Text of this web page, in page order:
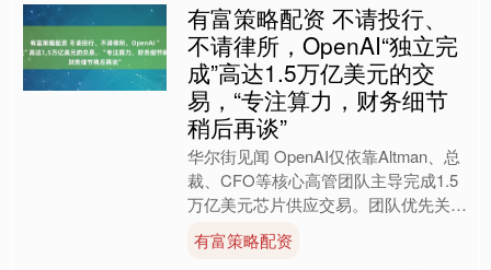
有富策略配资 不请投行、
不请律所，OpenAI“独立完
成”高达1.5万亿美元的交
易，“专注算力，财务细节
稍后再谈”
华尔街见闻 OpenAI仅依靠Altman、总
裁、CFO等核心高管团队主导完成1.5
万亿美元芯片供应交易。团队优先关注
技术层面，采取“先拿芯片再说”策略，
财务法....
有富策略配资